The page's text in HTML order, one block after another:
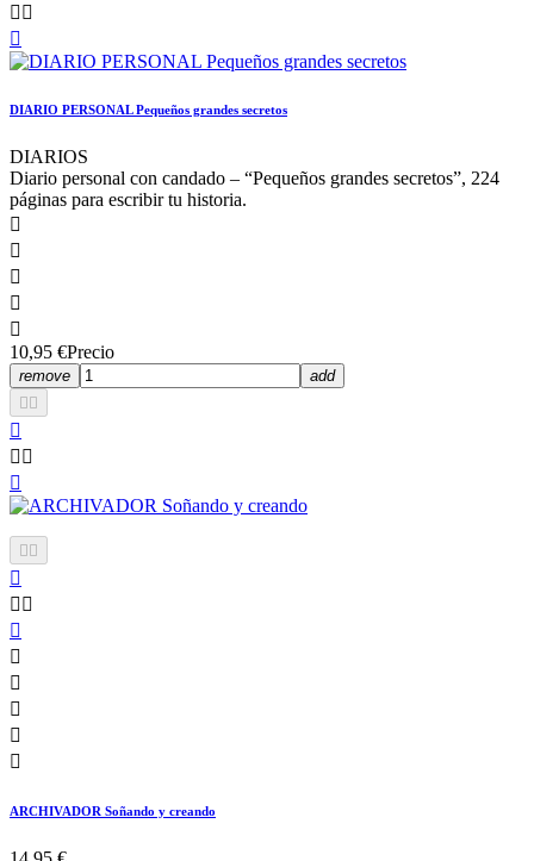
 

DIARIO PERSONAL Pequeños grandes secretos
DIARIOS
Diario personal con candado – “Pequeños grandes secretos”, 224
páginas para escribir tu historia.





10,95 €Precio
remove
add
 

 

 

 






ARCHIVADOR Soñando y creando